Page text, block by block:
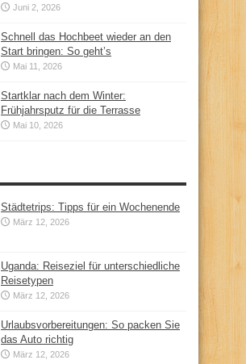
Juni 2, 2026
Schnell das Hochbeet wieder an den
Start bringen: So geht’s
Mai 11, 2026
Startklar nach dem Winter:
Frühjahrsputz für die Terrasse
Mai 10, 2026
Städtetrips: Tipps für ein Wochenende
März 12, 2026
Uganda: Reiseziel für unterschiedliche
Reisetypen
März 12, 2026
Urlaubsvorbereitungen: So packen Sie
das Auto richtig
März 12, 2026